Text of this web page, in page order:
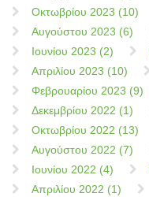
Οκτωβρίου 2023 (10)
Αυγούστου 2023 (6)
Ιουνίου 2023 (2)
Απριλίου 2023 (10)
Φεβρουαρίου 2023 (9)
Δεκεμβρίου 2022 (1)
Οκτωβρίου 2022 (13)
Αυγούστου 2022 (7)
Ιουνίου 2022 (4)
Απριλίου 2022 (1)